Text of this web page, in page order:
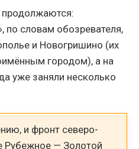
по словам обозревателя,
и Новогришино (их
городом), а на
уже заняли несколько
и фронт северо-
Рубежное — Золотой